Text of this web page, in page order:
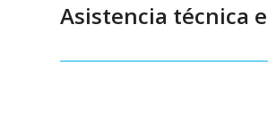
Asistencia técnica